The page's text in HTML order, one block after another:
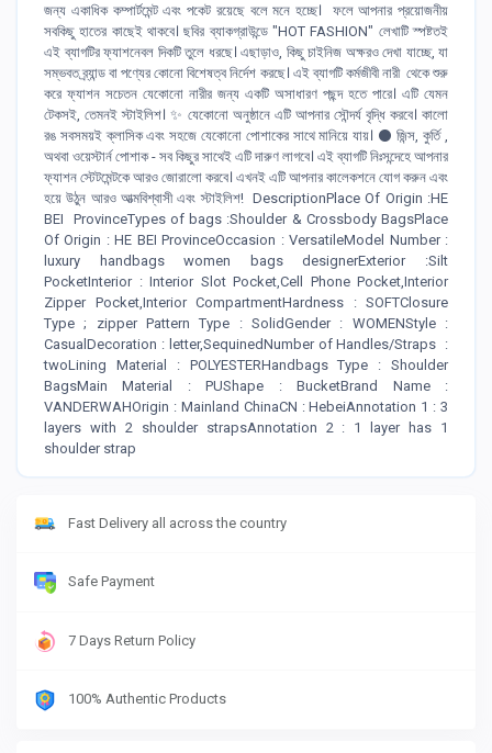
জন্য একাধিক কম্পার্টমেন্ট এবং পকেট রয়েছে বলে মনে হচ্ছে। ️ ফলে আপনার প্রয়োজনীয়
সবকিছু হাতের কাছেই থাকবে। ছবির ব্যাকগ্রাউন্ডে "HOT FASHION" লেখাটি স্পষ্টতই
এই ব্যাগটির ফ্যাশনেবল দিকটি তুলে ধরছে। এছাড়াও, কিছু চাইনিজ অক্ষরও দেখা যাচ্ছে, যা
সম্ভবত ব্র্যান্ড বা পণ্যের কোনো বিশেষত্ব নির্দেশ করছে। এই ব্যাগটি কর্মজীবী ​​নারী ‍ থেকে শুরু
করে ফ্যাশন সচেতন যেকোনো নারীর জন্য একটি অসাধারণ পছন্দ হতে পারে। এটি যেমন
টেকসই, তেমনই স্টাইলিশ। ✨ যেকোনো অনুষ্ঠানে এটি আপনার সৌন্দর্য বৃদ্ধি করবে। কালো
রঙ সবসময়ই ক্লাসিক এবং সহজে যেকোনো পোশাকের সাথে মানিয়ে যায়। ⚫️ জিন্স, কুর্তি ,
অথবা ওয়েস্টার্ন পোশাক - সব কিছুর সাথেই এটি দারুণ লাগবে। এই ব্যাগটি নিঃসন্দেহে আপনার
ফ্যাশন স্টেটমেন্টকে আরও জোরালো করবে। এখনই এটি আপনার কালেকশনে যোগ করুন এবং
হয়ে উঠুন আরও আত্মবিশ্বাসী এবং স্টাইলিশ! DescriptionPlace Of Origin :HE
BEI ProvinceTypes of bags :Shoulder & Crossbody BagsPlace
Of Origin : HE BEI ProvinceOccasion : VersatileModel Number :
luxury handbags women bags designerExterior :Silt
PocketInterior : Interior Slot Pocket,Cell Phone Pocket,Interior
Zipper Pocket,Interior CompartmentHardness : SOFTClosure
Type ; zipper Pattern Type : SolidGender : WOMENStyle :
CasualDecoration : letter,SequinedNumber of Handles/Straps :
twoLining Material : POLYESTERHandbags Type : Shoulder
BagsMain Material : PUShape : BucketBrand Name :
VANDERWAHOrigin : Mainland ChinaCN : HebeiAnnotation 1 : 3
layers with 2 shoulder strapsAnnotation 2 : 1 layer has 1
shoulder strap
Fast Delivery all across the country
Safe Payment
7 Days Return Policy
100% Authentic Products